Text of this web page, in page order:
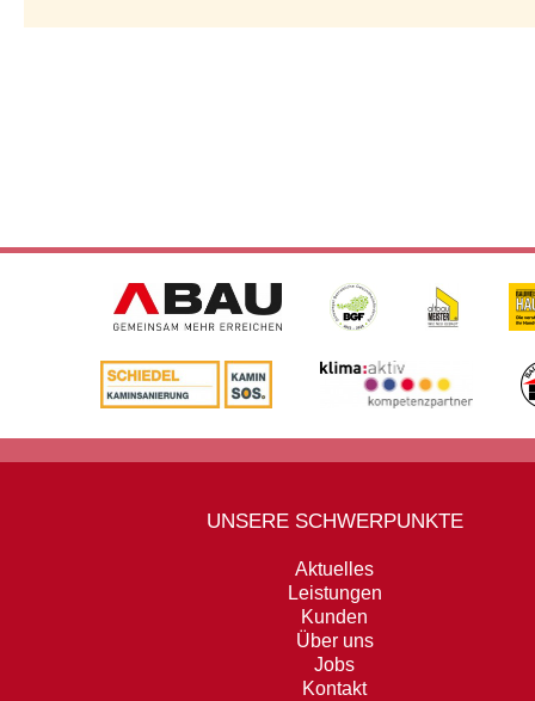
UNSERE SCHWERPUNKTE
Aktuelles
Leistungen
Kunden
Über uns
Jobs
Kontakt